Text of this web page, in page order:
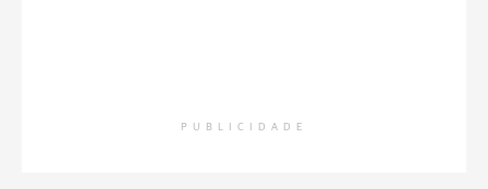
PUBLICIDADE